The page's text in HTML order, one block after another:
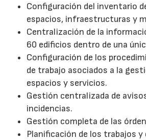
Configuración del inventario
espacios, infraestructuras y
Centralización de la
60 edificios dentro de una
Configuración de los
de trabajo asociados a la
espacios y servicios.
Gestión centralizada de
incidencias.
Gestión completa de las
Planificación de los trabajos y